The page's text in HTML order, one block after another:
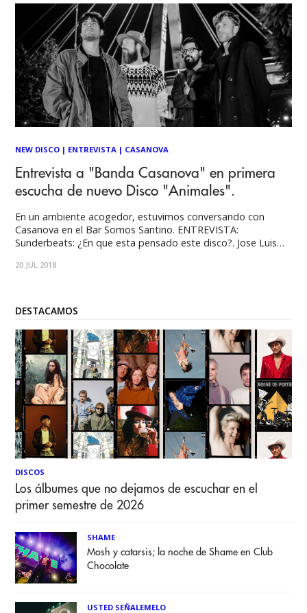
NEW DISCO | ENTREVISTA | CASANOVA
Entrevista a "Banda Casanova" en primera
escucha de nuevo Disco "Animales".
En un ambiente acogedor, estuvimos conversando con
Casanova en el Bar Somos Santino. ENTREVISTA:
Sunderbeats: ¿En que esta pensado este disco?. Jose Luis
hecho. (risas). Jose Luis Saavedra: Sabes qué, yo quiero
20 JUL 2018
DESTACAMOS
DISCOS
Los álbumes que no dejamos de escuchar en el
primer semestre de 2026
SHAME
Mosh y catarsis; la noche de Shame en Club
Chocolate
USTED SEÑALEMELO